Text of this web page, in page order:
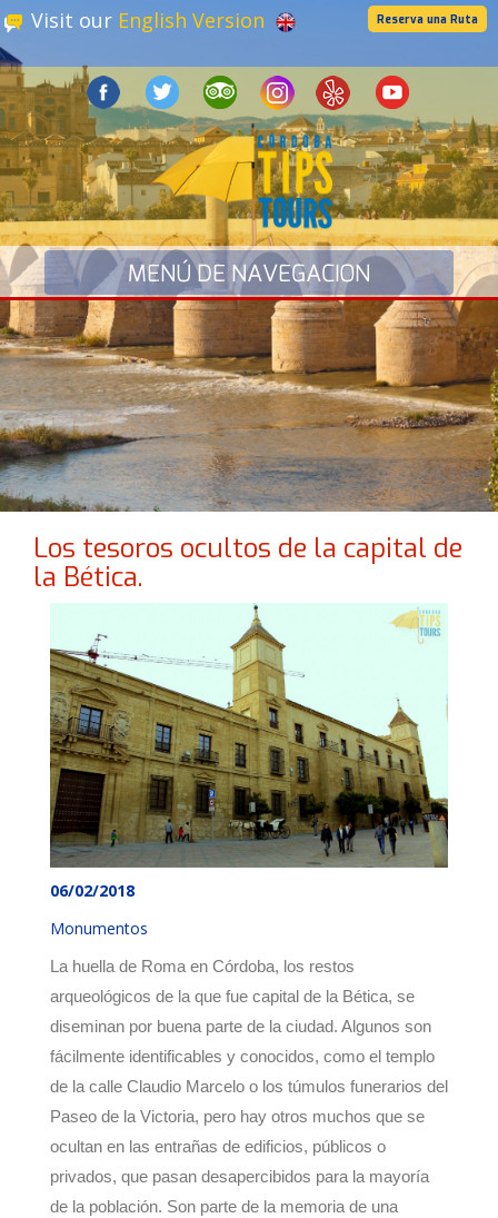
Visit our English Version Reserva una Ruta
Los tesoros ocultos de la capital de
la Bética.
06/02/2018
Monumentos
La huella de Roma en Córdoba, los restos
arqueológicos de la que fue capital de la Bética, se
diseminan por buena parte de la ciudad. Algunos son
fácilmente identificables y conocidos, como el templo
de la calle Claudio Marcelo o los túmulos funerarios del
Paseo de la Victoria, pero hay otros muchos que se
ocultan en las entrañas de edificios, públicos o
privados, que pasan desapercibidos para la mayoría
de la población. Son parte de la memoria de una